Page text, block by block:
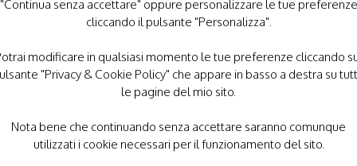
"Continua senza accettare" oppure personalizzare le tue preferenze
cliccando il pulsante "Personalizza".
modificare in qualsiasi momento le tue preferenze cliccando
"Privacy & Cookie Policy" che appare in basso a destra su
le pagine del mio sito.
Nota bene che continuando senza accettare saranno comunque
utilizzati i cookie necessari per il funzionamento del sito.